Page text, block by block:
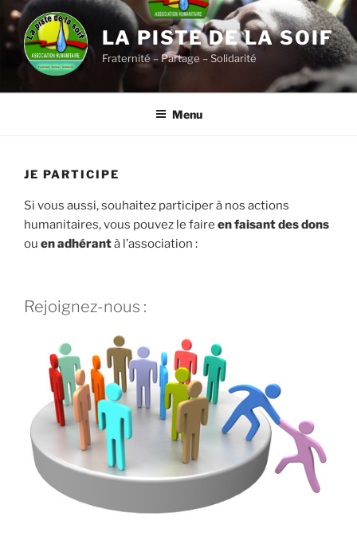
Aller
au
contenu
principal
LA PISTE DE LA SOIF
Fraternité – Partage – Solidarité
Menu
JE PARTICIPE
Si vous aussi, souhaitez participer à nos actions
humanitaires, vous pouvez le faire en faisant des dons
ou en adhérantà l’association :
Rejoignez-nous :